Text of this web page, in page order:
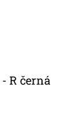
R černá